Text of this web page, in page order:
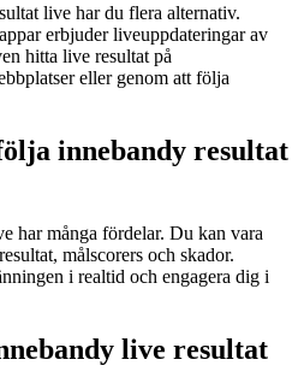
live har du flera alternativ.
erbjuder liveuppdateringar av
hitta live resultat på
eller genom att följa
innebandy resultat
har många fördelar. Du kan vara
målscorers och skador.
i realtid och engagera dig i
live resultat